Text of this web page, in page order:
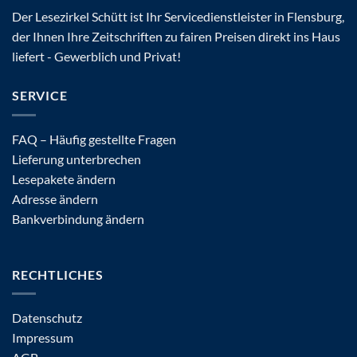
Der Lesezirkel Schütt ist Ihr Servicedienstleister in Flensburg,
der Ihnen Ihre Zeitschriften zu fairen Preisen direkt ins Haus
liefert - Gewerblich und Privat!
SERVICE
FAQ – Häufig gestellte Fragen
Lieferung unterbrechen
Lesepakete ändern
Adresse ändern
Bankverbindung ändern
RECHTLICHES
Datenschutz
Impressum